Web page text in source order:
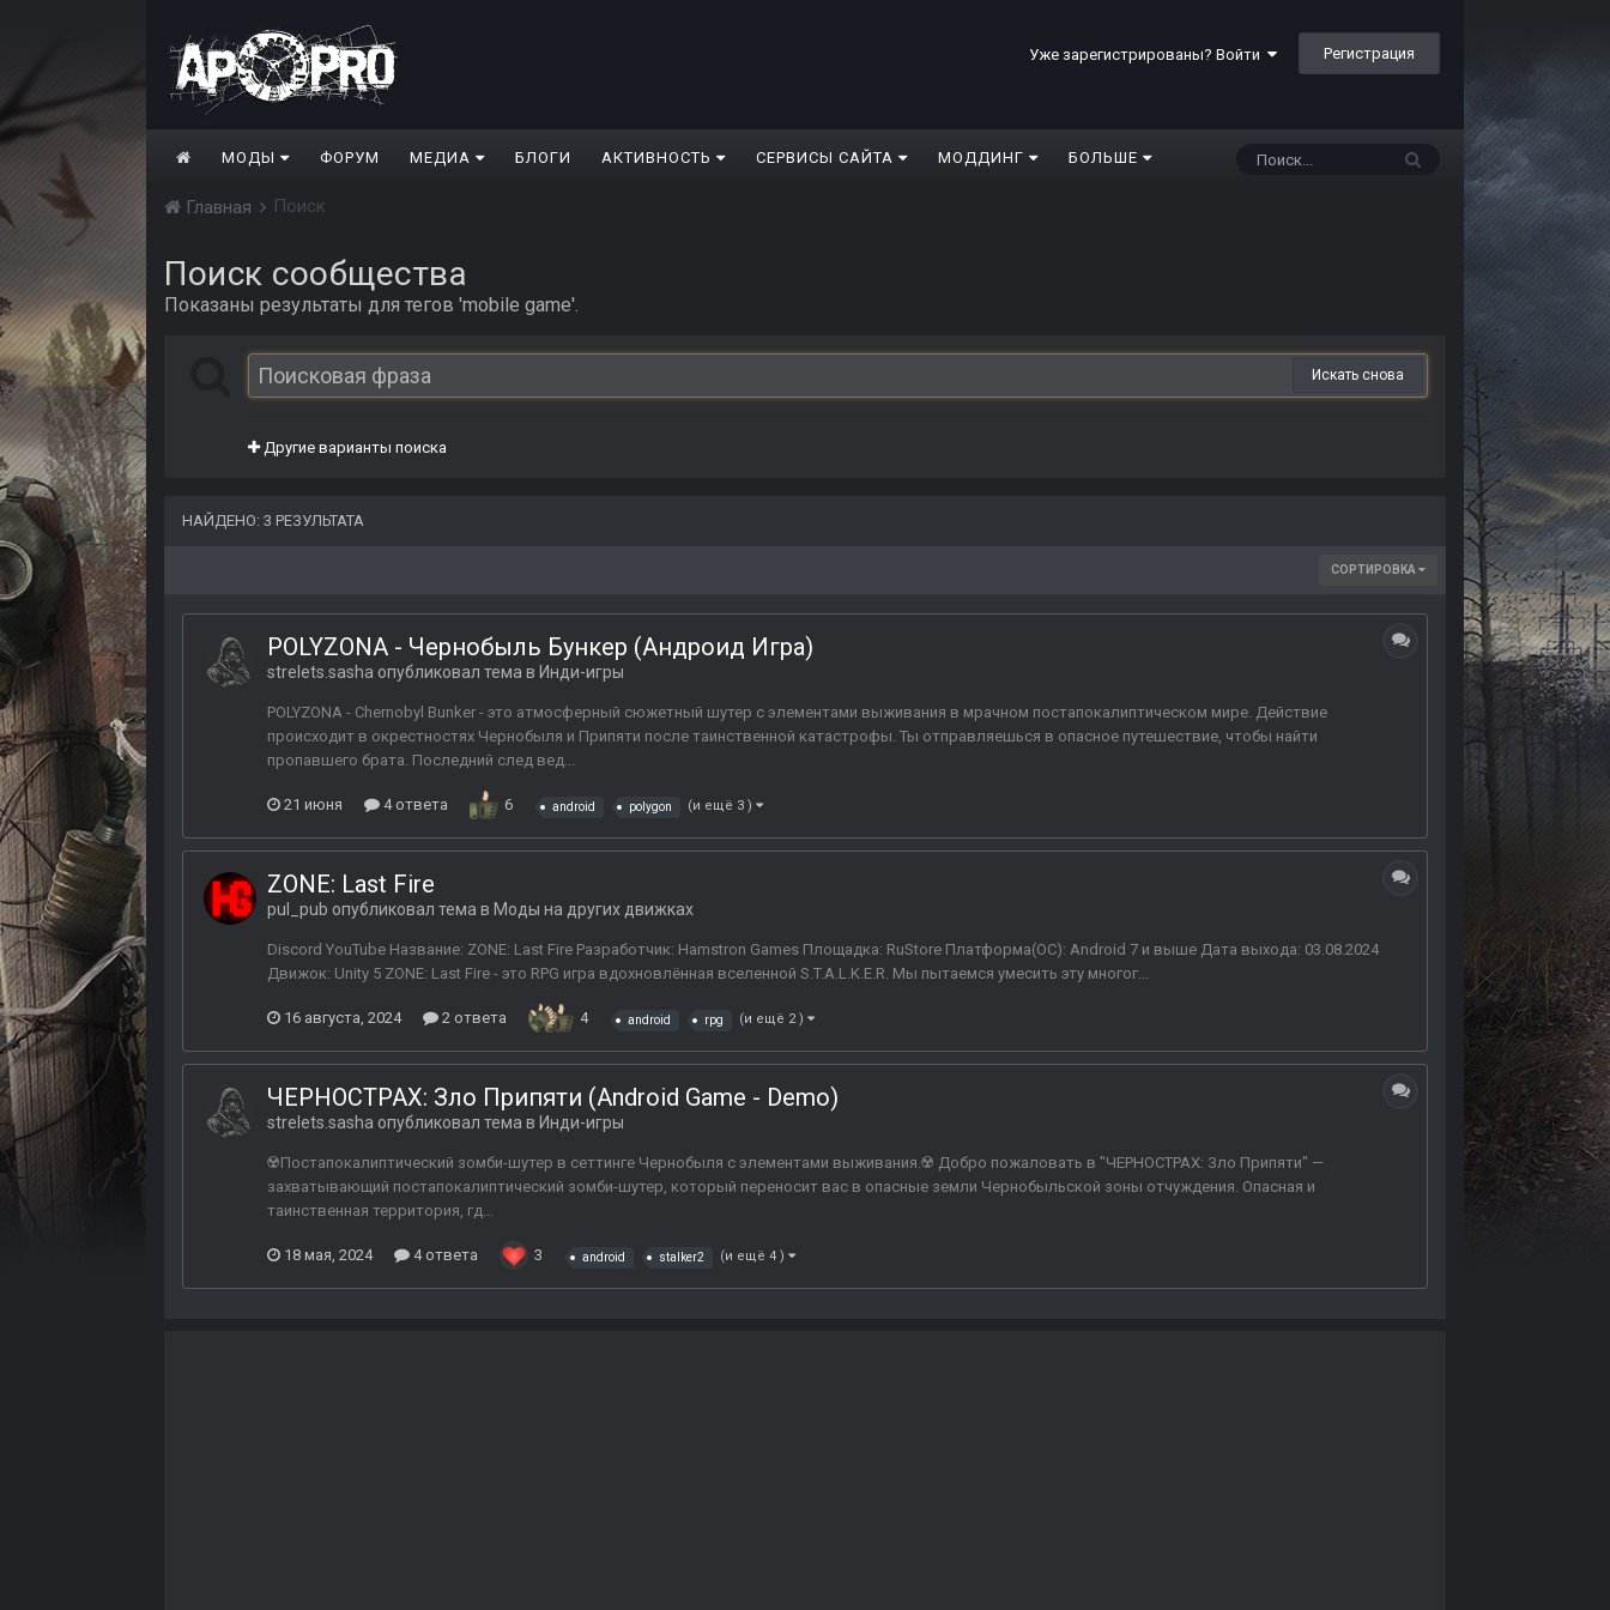
Уже зарегистрированы? Войти Регистрация
МОДЫ ФОРУМ МЕДИА БЛОГИ АКТИВНОСТЬ СЕРВИСЫ САЙТА МОДДИНГ БОЛЬШЕ
Главная Поиск
Поиск сообщества
Показаны результаты для тегов 'mobile game'.
Искать снова
Другие варианты поиска
НАЙДЕНО: 3 РЕЗУЛЬТАТА
СОРТИРОВКА
POLYZONA - Чернобыль Бункер (Андроид Игра)
strelets.sasha опубликовал тема в Инди-игры
POLYZONA - Chernobyl Bunker - это атмосферный сюжетный шутер с элементами выживания в мрачном постапокалиптическом мире. Действие
происходит в окрестностях Чернобыля и Припяти после таинственной катастрофы. Ты отправляешься в опасное путешествие, чтобы найти
пропавшего брата. Последний след вед...
21 июня 4 ответа 6 android polygon (и ещё 3 )
ZONE: Last Fire
pul_pub опубликовал тема в Моды на других движках
Discord YouTube Название: ZONE: Last Fire Разработчик: Hamstron Games Площадка: RuStore Платформа(ОС): Android 7 и выше Дата выхода: 03.08.2024
Движок: Unity 5 ZONE: Last Fire - это RPG игра вдохновлённая вселенной S.T.A.L.K.E.R. Мы пытаемся умесить эту многог...
16 августа, 2024 2 ответа 4 android rpg (и ещё 2 )
ЧЕРНОСТРАХ: Зло Припяти (Android Game - Demo)
strelets.sasha опубликовал тема в Инди-игры
☢️Постапокалиптический зомби-шутер в сеттинге Чернобыля с элементами выживания.☢️ Добро пожаловать в "ЧЕРНОСТРАХ: Зло Припяти" —
захватывающий постапокалиптический зомби-шутер, который переносит вас в опасные земли Чернобыльской зоны отчуждения. Опасная и
таинственная территория, гд...
18 мая, 2024 4 ответа 3 android stalker2 (и ещё 4 )